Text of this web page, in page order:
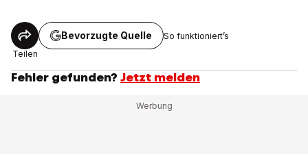
Teilen
Bevorzugte Quelle So funktioniert’s
Fehler gefunden? Jetzt melden